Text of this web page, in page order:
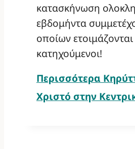
κατασκήνωση
εβδομήντα
οποίων
κατηχούμενοι!
Περισσότερα
Χριστό στην